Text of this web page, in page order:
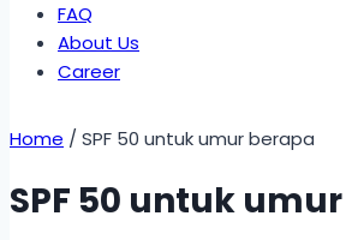
FAQ
About Us
Career
Home / SPF 50 untuk umur berapa
SPF 50 untuk